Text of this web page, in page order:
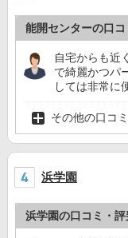
能開センターの口コ
自宅からも近
で綺麗かつパ
しては非常に
その他の口コ
浜学園
浜学園の口コミ・評